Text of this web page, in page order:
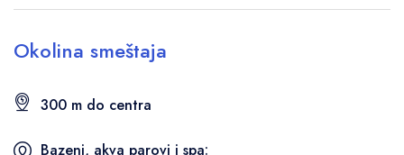
Okolina smeštaja
300 m do centra
Bazeni, akva parovi i spa: